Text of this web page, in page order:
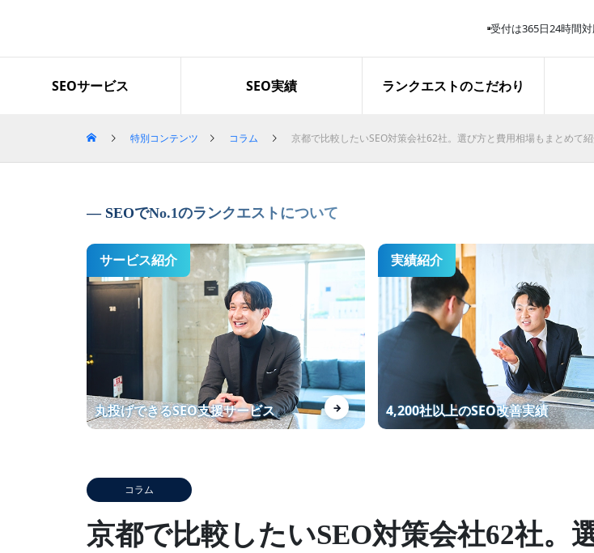
受付は365日24時間
SEOサービス SEO実績 ランクエストのこだわり
「グロースファクター」で検索
上位を獲得｜セッション数とLI
再生医療関連キ
表示を獲得｜お
Googleのコアアップデートの影
響による順位下落から1か月で2
位まで回復
施策開始１か月
コン 東京」１位
分析に納得感があります！ 上位
化したKWの安定にも期待して
資料制作代行
問い合わせ数増
【自社事例】ランクエストがSE
O導入事例数を増やして得られ
マーケティン
SEOを意識した
特別コンテンツ コラム 京都で比較したいSEO対策会社62社。選び方と費用相場もまとめて
SEOでNo.1のランクエストについて
サービス紹介
丸投げできるSEO支援サービス →
実績紹介
4,200社以上のSEO改善実績
コラム
京都で比較したいSEO対策会社62社。